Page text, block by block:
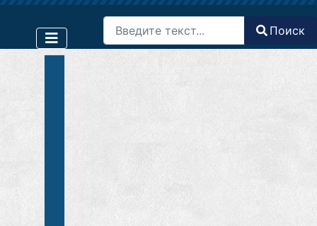
Поиск
Type 2 or more characters for results.
Поиск